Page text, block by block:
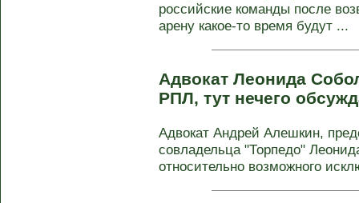
российские команды после
арену какое‑то время будут ...
Адвокат Леонида
РПЛ, тут нечего
Адвокат Андрей Алешкин,
совладельца "Торпедо"
относительно возможного